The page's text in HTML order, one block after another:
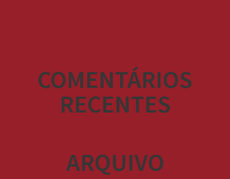
COMENTÁRIOS
RECENTES
ARQUIVO